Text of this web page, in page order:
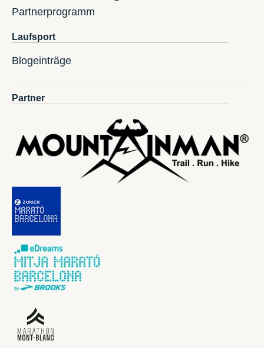
Partnerprogramm
Laufsport
Blogeinträge
Partner